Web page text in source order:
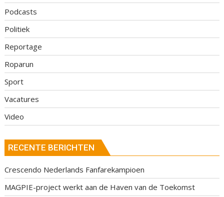
Podcasts
Politiek
Reportage
Roparun
Sport
Vacatures
Video
RECENTE BERICHTEN
Crescendo Nederlands Fanfarekampioen
MAGPIE-project werkt aan de Haven van de Toekomst